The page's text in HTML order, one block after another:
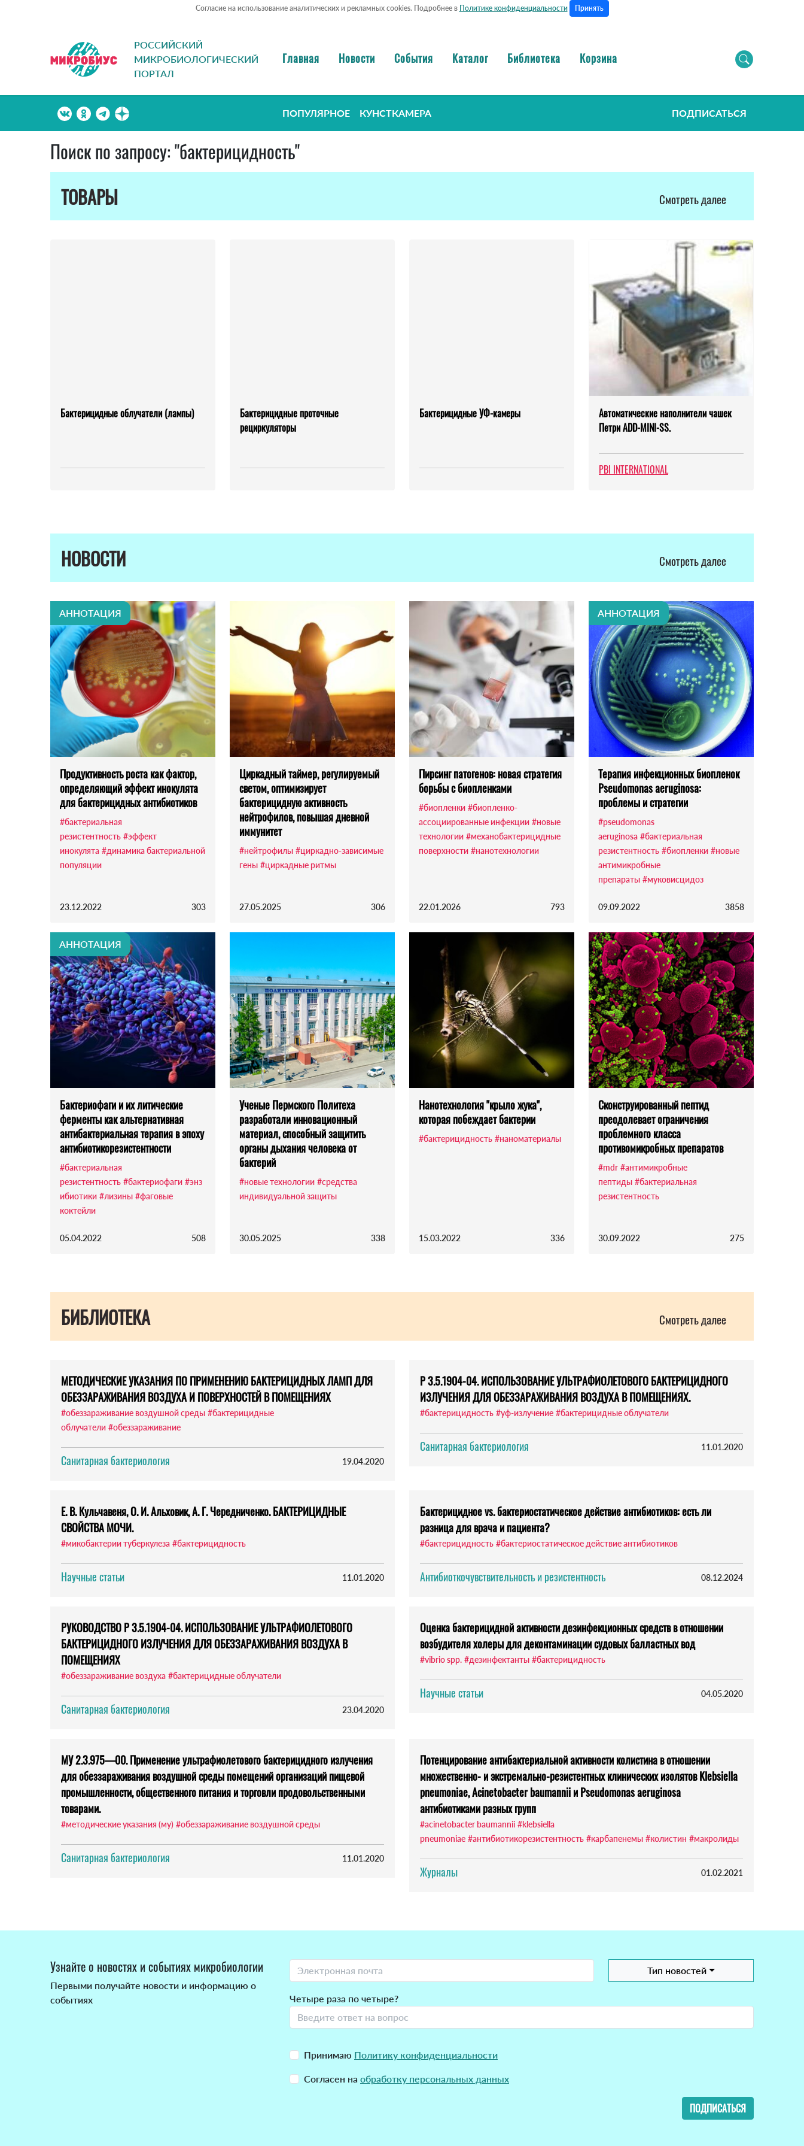
Согласие на использование аналитических и рекламных cookies. Подробнее в Политике конфиденциальности Принять
РОССИЙСКИЙ
МИКРОБИОЛОГИЧЕСКИЙ
ПОРТАЛ
Главная Новости События Каталог Библиотека Корзина
ПОПУЛЯРНОЕ КУНСТКАМЕРА ПОДПИСАТЬСЯ
Поиск по запросу: "бактерицидность"
ТОВАРЫ
Смотреть далее
Бактерицидные облучатели (лампы)
Бактерицидные проточные
рециркуляторы
Бактерицидные УФ-камеры
Автоматические наполнители чашек
Петри ADD-MINI-SS.
PBI INTERNATIONAL
НОВОСТИ Смотреть далее
АННОТАЦИЯ
Продуктивность роста как фактор,
определяющий эффект инокулята
для бактерицидных антибиотиков
#бактериальная
резистентность #эффект
инокулята #динамика бактериальной
популяции
23.12.2022 303
Циркадный таймер, регулируемый
светом, оптимизирует
бактерицидную активность
нейтрофилов, повышая дневной
иммунитет
#нейтрофилы #циркадно-зависимые
гены #циркадные ритмы
27.05.2025 306
Пирсинг патогенов: новая стратегия
борьбы с биопленками
#биопленки #биопленко-
ассоциированные инфекции #новые
технологии #механобактерицидные
поверхности #нанотехнологии
22.01.2026 793
АННОТАЦИЯ
Терапия инфекционных биопленок
Pseudomonas aeruginosa:
проблемы и стратегии
#pseudomonas
aeruginosa #бактериальная
резистентность #биопленки #новые
антимикробные
препараты #муковисцидоз
09.09.2022 3858
АННОТАЦИЯ
Бактериофаги и их литические
ферменты как альтернативная
антибактериальная терапия в эпоху
антибиотикорезистентности
#бактериальная
резистентность #бактериофаги #энз
ибиотики #лизины #фаговые
коктейли
05.04.2022 508
Ученые Пермского Политеха
разработали инновационный
материал, способный защитить
органы дыхания человека от
бактерий
#новые технологии #средства
индивидуальной защиты
30.05.2025 338
Нанотехнология "крыло жука",
которая побеждает бактерии
#бактерицидность #наноматериалы
15.03.2022 336
Сконструированный пептид
преодолевает ограничения
проблемного класса
противомикробных препаратов
#mdr #антимикробные
пептиды #бактериальная
резистентность
30.09.2022 275
БИБЛИОТЕКА Смотреть далее
МЕТОДИЧЕСКИЕ УКАЗАНИЯ ПО ПРИМЕНЕНИЮ БАКТЕРИЦИДНЫХ ЛАМП ДЛЯ
ОБЕЗЗАРАЖИВАНИЯ ВОЗДУХА И ПОВЕРХНОСТЕЙ В ПОМЕЩЕНИЯХ
#обеззараживание воздушной среды #бактерицидные
облучатели #обеззараживание
Санитарная бактериология 19.04.2020
Р 3.5.1904-04. ИСПОЛЬЗОВАНИЕ УЛЬТРАФИОЛЕТОВОГО БАКТЕРИЦИДНОГО
ИЗЛУЧЕНИЯ ДЛЯ ОБЕЗЗАРАЖИВАНИЯ ВОЗДУХА В ПОМЕЩЕНИЯХ.
#бактерицидность #уф-излучение #бактерицидные облучатели
Санитарная бактериология 11.01.2020
Е. В. Кульчавеня, О. И. Альховик, А. Г. Чередниченко. БАКТЕРИЦИДНЫЕ
СВОЙСТВА МОЧИ.
#микобактерии туберкулеза #бактерицидность
Научные статьи 11.01.2020
Бактерицидное vs. бактериостатическое действие антибиотиков: есть ли
разница для врача и пациента?
#бактерицидность #бактериостатическое действие антибиотиков
Антибиоткочувствительность и резистентность 08.12.2024
РУКОВОДСТВО Р 3.5.1904-04. ИСПОЛЬЗОВАНИЕ УЛЬТРАФИОЛЕТОВОГО
БАКТЕРИЦИДНОГО ИЗЛУЧЕНИЯ ДЛЯ ОБЕЗЗАРАЖИВАНИЯ ВОЗДУХА В
ПОМЕЩЕНИЯХ
#обеззараживание воздуха #бактерицидные облучатели
Санитарная бактериология 23.04.2020
Оценка бактерицидной активности дезинфекционных средств в отношении
возбудителя холеры для деконтаминации судовых балластных вод
#vibrio spp. #дезинфектанты #бактерицидность
Научные статьи 04.05.2020
МУ 2.3.975—00. Применение ультрафиолетового бактерицидного излучения
для обеззараживания воздушной среды помещений организаций пищевой
промышленности, общественного питания и торговли продовольственными
товарами.
#методические указания (му) #обеззараживание воздушной среды
Санитарная бактериология 11.01.2020
Потенцирование антибактериальной активности колистина в отношении
множественно- и экстремально-резистентных клинических изолятов Klebsiella
pneumoniae, Acinetobacter baumannii и Pseudomonas aeruginosa
антибиотиками разных групп
#acinetobacter baumannii #klebsiella
pneumoniae #антибиотикорезистентность #карбапенемы #колистин #макролиды
Журналы 01.02.2021
Узнайте о новостях и событиях микробиологии
Первыми получайте новости и информацию о
событиях
Тип новостей
Четыре раза по четыре?
Принимаю Политику конфиденциальности
Согласен на обработку персональных данных
ПОДПИСАТЬСЯ